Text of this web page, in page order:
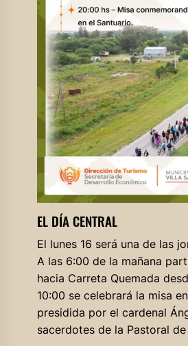
EL DÍA CENTRAL
El lunes 16 será una de las
A las 6:00 de la mañana
hacia Carreta Quemada
10:00 se celebrará la misa
presidida por el cardenal
sacerdotes de la Pastoral